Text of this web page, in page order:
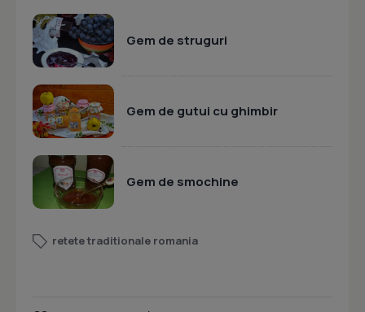
Gem de struguri
Gem de gutui cu ghimbir
Gem de smochine
retete traditionale romania